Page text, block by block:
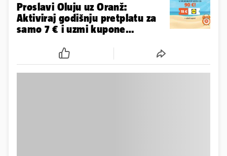
Proslavi Oluju uz Oranž:
Aktiviraj godišnju pretplatu za
samo 7 € i uzmi kupone